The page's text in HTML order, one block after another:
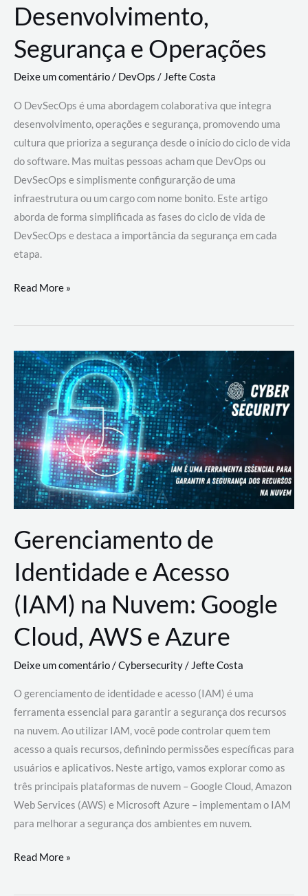
Desenvolvimento,
Segurança e Operações
Deixe um comentário/ DevOps /Jefte Costa
O DevSecOps é uma abordagem colaborativa que integra
desenvolvimento, operações e segurança, promovendo uma
cultura que prioriza a segurança desde o início do ciclo de vida
do software. Mas muitas pessoas acham que DevOps ou
DevSecOps e simplismente configurarção de uma
infraestrutura ou um cargo com nome bonito. Este artigo
aborda de forma simplificada as fases do ciclo de vida de
DevSecOps e destaca a importância da segurança em cada
etapa.
DevSecOps
Prática:
Desenvolvimento,
Segurança
e
Operações
Read More »
Gerenciamento de
Identidade e Acesso
(IAM) na Nuvem: Google
Cloud, AWS e Azure
Deixe um comentário/Cybersecurity/ Jefte Costa
O gerenciamento de identidade e acesso (IAM) é uma
ferramenta essencial para garantir a segurança dos recursos
na nuvem. Ao utilizar IAM, você pode controlar quem tem
acesso a quais recursos, definindo permissões específicas para
usuários e aplicativos. Neste artigo, vamos explorar como as
três principais plataformas de nuvem – Google Cloud, Amazon
Web Services (AWS) e Microsoft Azure – implementam o IAM
para melhorar a segurança dos ambientes em nuvem.
Gerenciamento
Read More »